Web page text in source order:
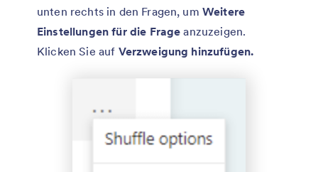
unten rechts in den Fragen, um Weitere
Einstellungen für die Frage anzuzeigen.
Klicken Sie auf Verzweigung hinzufügen.